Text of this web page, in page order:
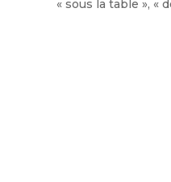
« sous la table », «